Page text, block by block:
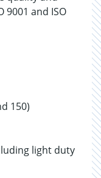
9001 and ISO
150)
light duty